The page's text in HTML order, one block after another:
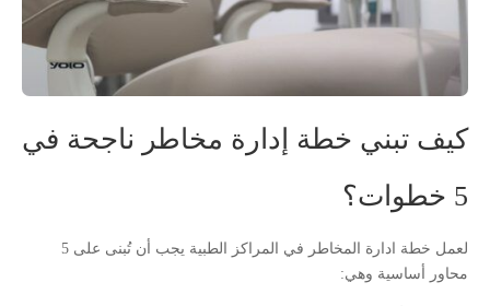
كيف تبني خطة إدارة مخاطر ناجحة في
5 خطوات؟
لعمل خطة ادارة المخاطر في المراكز الطبية يجب أن تُبنى على 5
محاور أساسية وهي: